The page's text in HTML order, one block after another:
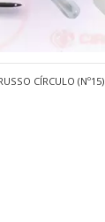
CÍRCULO (Nº15)